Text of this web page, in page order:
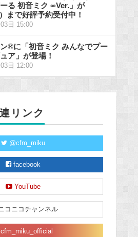
る 初音ミク ∞Ver.」が
まで好評予約受付中！
日 15:00
®に「初音ミク みんなでプー
ア」が登場！
日 12:00
リンク
@cfm_miku
facebook
YouTube
コニコチャンネル